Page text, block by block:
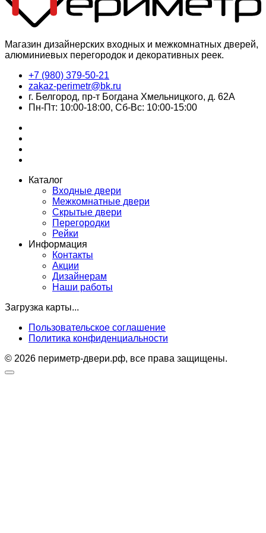
Магазин дизайнерских входных и межкомнатных дверей,
алюминиевых перегородок и декоративных реек.
+7 (980) 379-50-21
zakaz-perimetr@bk.ru
г. Белгород, пр-т Богдана Хмельницкого, д. 62А
Пн-Пт: 10:00-18:00, Сб-Вс: 10:00-15:00
Каталог
Входные двери
Межкомнатные двери
Скрытые двери
Перегородки
Рейки
Информация
Контакты
Акции
Дизайнерам
Наши работы
Загрузка карты...
Пользовательское соглашение
Политика конфиденциальности
© 2026 периметр-двери.рф, все права защищены.